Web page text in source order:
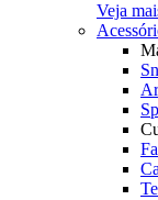
Veja